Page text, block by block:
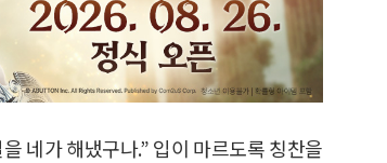
네가 해냈구나.” 입이 마르도록 칭찬을